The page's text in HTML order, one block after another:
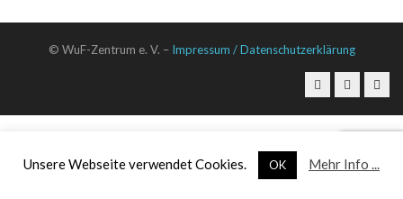
© WuF-Zentrum e. V. – Impressum / Datenschutzerklärung
Unsere Webseite verwendet Cookies. OK Mehr Info ...